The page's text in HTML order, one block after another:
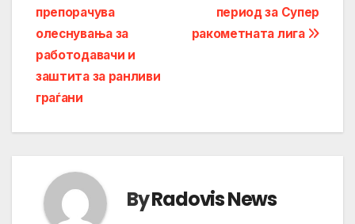
период за Супер
ракометната лига
препорачува
олеснувања за
работодавачи и
заштита за ранливи
граѓани
ByRadovis News